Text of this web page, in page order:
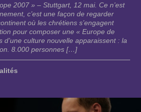
2007 » – Stuttgart, 12 mai. Ce n’est
c’est une façon de regarder
où les chrétiens s’engagent
pour composer une « Europe de
d’une culture nouvelle apparaissent : la
8.000 personnes […]